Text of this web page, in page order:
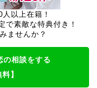
以上在籍！
で素敵な特典付き！
ませんか？
の相談をする
】